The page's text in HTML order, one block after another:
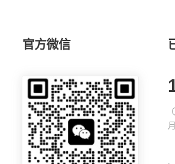
官方微信